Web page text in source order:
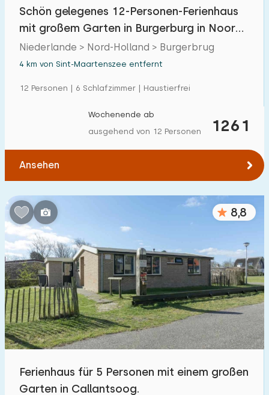
Schön gelegenes 12-Personen-Ferienhaus
mit großem Garten in Burgerburg in Noord-
Holland
Niederlande > Nord-Holland > Burgerbrug
4 km von Sint-Maartenszee entfernt
12 Personen | 6 Schlafzimmer | Haustierfrei
1261
Wochenende ab
ausgehend von 12 Personen
Ansehen
8,8
Ferienhaus für 5 Personen mit einem großen
Garten in Callantsoog.